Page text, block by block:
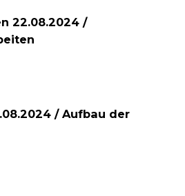
22.08.2024 /
/ Aufbau der